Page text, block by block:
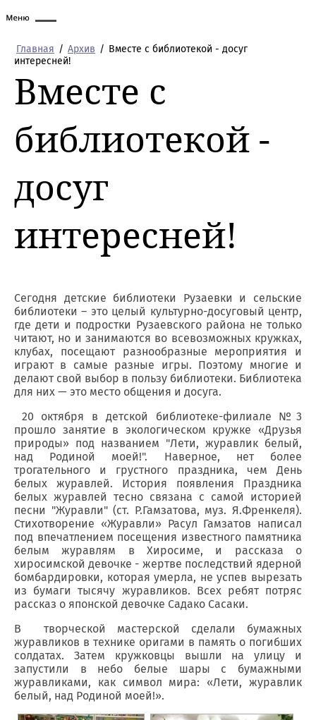
Главная / Архив / Вместе с библиотекой - досуг
интересней!
Вместе с
библиотекой -
досуг
интересней!
Сегодня детские библиотеки Рузаевки и сельские
библиотеки – это целый культурно-досуговый центр,
где дети и подростки Рузаевского района не только
читают, но и занимаются во всевозможных кружках,
клубах, посещают разнообразные мероприятия и
играют в самые разные игры. Поэтому многие и
делают свой выбор в пользу библиотеки. Библиотека
для них — это место общения и досуга.
20 октября в детской библиотеке-филиале №3
прошло занятие в экологическом кружке «Друзья
природы» под названием "Лети, журавлик белый,
над Родиной моей!". Наверное, нет более
трогательного и грустного праздника, чем День
белых журавлей. История появления Праздника
белых журавлей тесно связана с самой историей
песни "Журавли" (ст. Р.Гамзатова, муз. Я.Френкеля).
Стихотворение «Журавли» Расул Гамзатов написал
под впечатлением посещения известного памятника
белым журавлям в Хиросиме, и рассказа о
хиросимской девочке - жертве последствий ядерной
бомбардировки, которая умерла, не успев вырезать
из бумаги тысячу журавликов. Всех ребят потряс
рассказ о японской девочке Садако Сасаки.
В творческой мастерской сделали бумажных
журавликов в технике оригами в память о погибших
солдатах. Затем кружковцы вышли на улицу и
запустили в небо белые шары с бумажными
журавликами, как символ мира: «Лети, журавлик
белый, над Родиной моей!».